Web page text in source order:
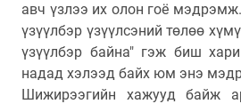
авч үзлээ их олон гоё
үзүүлбэр үзүүлсэний төлөө
үзүүлбэр байна" гэж биш
надад хэлээд байх юм энэ
Шижирээгийн хажууд байж